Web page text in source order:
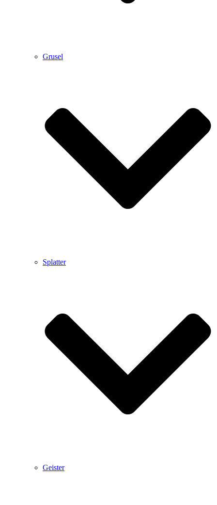
Grusel
Splatter
Geister